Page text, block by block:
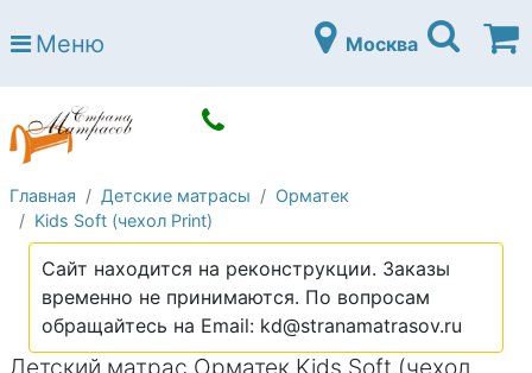
Страна матрасов
Open submenu (Матрасы)
Open submenu (Кровати)
Кровати
Open submenu (Аксессуары)
Open submenu (Диваны)
Диваны
Open submenu (Постельное белье)
Постельное белье
Open submenu (Мебель)
Мебель
Open submenu (Основания)
Основания
Меню Москва
Главная Детские матрасы
Орматек
Kids Soft (чехол Print)
Сайт находится на реконструкции. Заказы
временно не принимаются. По вопросам
обращайтесь на Email: kd@stranamatrasov.ru
Детский матрас Орматек Kids Soft (чехол